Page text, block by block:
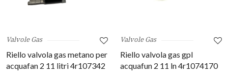
Valvole Gas
Riello valvola gas metano per
acquafan 2 11 litri 4r107342
Valvole Gas
Riello valvola gas gpl
acquafun 2 11 ln 4r1074170